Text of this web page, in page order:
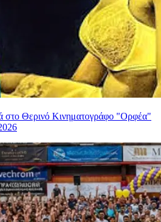
Θερινό Κινηματογράφο "Ορφέα"